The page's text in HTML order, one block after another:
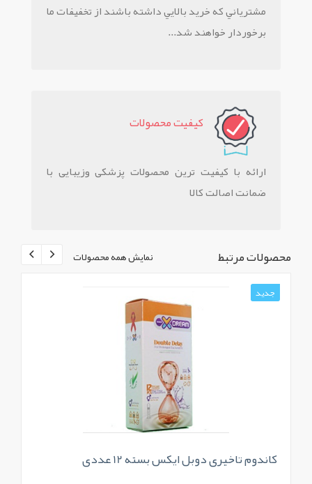
مشترياني که خريد بالايي داشته باشند از تخفيفات ما
برخوردار خواهند شد...
کيفيت محصولات
ارائه با کیفیت ترین محصولات پزشکی وزیبایی با
ضمانت اصالت کالا
نمایش همه محصولات محصولات مرتبط
جدید
کاندوم تاخیری دوبل ایکس بسته 12 عددی